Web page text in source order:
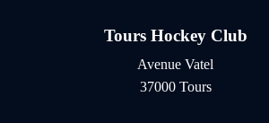
Tours Hockey Club
Avenue Vatel
37000 Tours